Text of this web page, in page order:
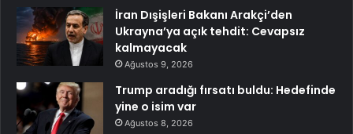
İran Dışişleri Bakanı Arakçi’den
Ukrayna’ya açık tehdit: Cevapsız
kalmayacak
Ağustos 9, 2026
Trump aradığı fırsatı buldu: Hedefinde
yine o isim var
Ağustos 8, 2026